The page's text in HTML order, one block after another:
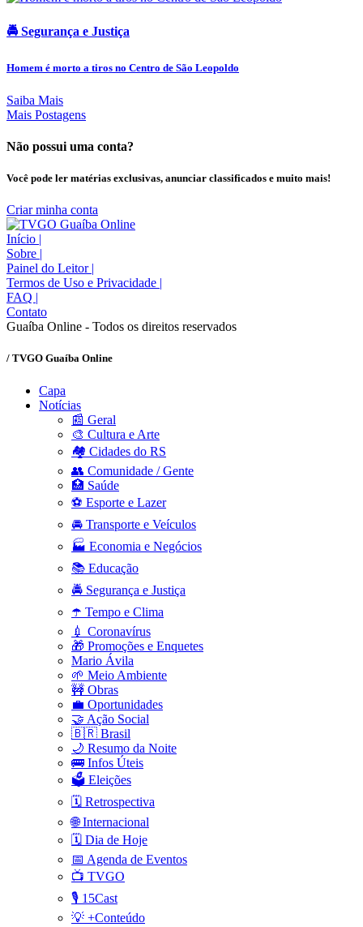
🚔 Segurança e Justiça
Homem é morto a tiros no Centro de São Leopoldo
Saiba Mais
Mais Postagens
Não possui uma conta?
Você pode ler matérias exclusivas, anunciar classificados e muito mais!
Criar minha conta
Início |
Sobre |
Painel do Leitor |
Termos de Uso e Privacidade |
FAQ |
Contato
Guaíba Online - Todos os direitos reservados
/ TVGO Guaíba Online
Capa
Notícias
📰 Geral
🎨 Cultura e Arte
🏘️ Cidades do RS
👥 Comunidade / Gente
🏥 Saúde
⚽ Esporte e Lazer
🚘 Transporte e Veículos
🏭 Economia e Negócios
📚 Educação
🚔 Segurança e Justiça
☂️ Tempo e Clima
💉 Coronavírus
🎁 Promoções e Enquetes
Mario Ávila
🌱 Meio Ambiente
🚧 Obras
💼 Oportunidades
🤝 Ação Social
🇧🇷 Brasil
🌙 Resumo da Noite
🚌 Infos Úteis
🗳️ Eleições
🗓️ Retrospectiva
🌐 Internacional
🗓️ Dia de Hoje
📅 Agenda de Eventos
📺 TVGO
🎙️ 15Cast
💡 +Conteúdo